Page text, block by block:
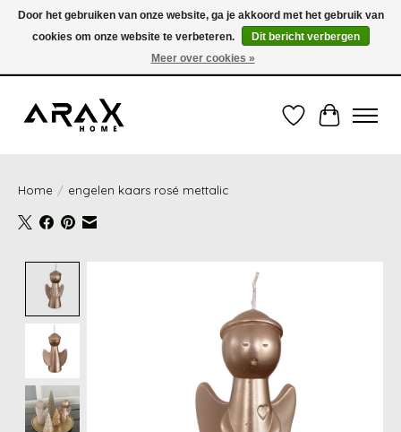
VERZENDING TUSSEN 1 en 3 WERKDAGEN - GRATIS VERZENDING VANAF 35,00€
(onder de 35,00€ = 3,95€ verzendkosten) OF OPHALEN IN DE WINKEL OOK
Verlanglijst
Home / engelen kaars rosé mettalic
Product image slideshow Items
Door het gebruiken van onze website, ga je akkoord met het gebruik van
cookies om onze website te verbeteren.
Dit bericht verbergen
Meer over cookies »